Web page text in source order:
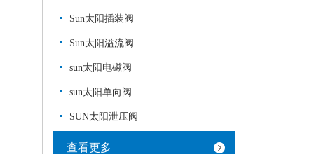
Sun太阳插装阀
Sun太阳溢流阀
sun太阳电磁阀
sun太阳单向阀
SUN太阳泄压阀
查看更多